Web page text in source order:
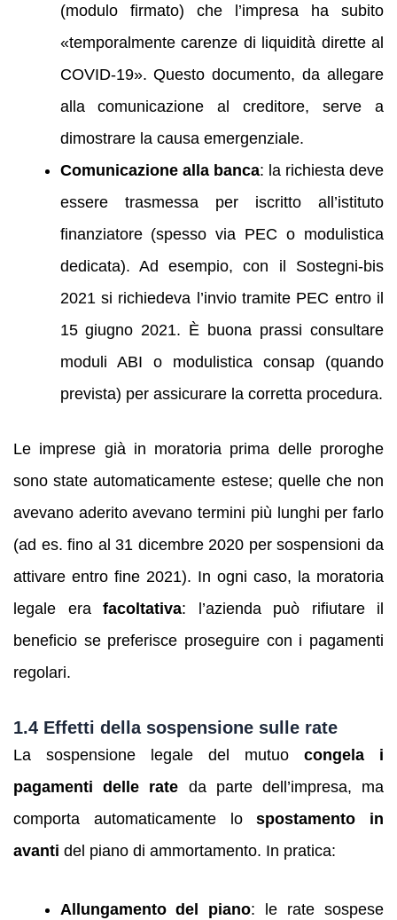
(modulo firmato) che l’impresa ha subito
«temporalmente carenze di liquidità dirette al
COVID-19». Questo documento, da allegare
alla comunicazione al creditore, serve a
dimostrare la causa emergenziale.
Comunicazione alla banca: la richiesta deve
essere trasmessa per iscritto all’istituto
finanziatore (spesso via PEC o modulistica
dedicata). Ad esempio, con il Sostegni-bis
2021 si richiedeva l’invio tramite PEC entro il
15 giugno 2021. È buona prassi consultare
moduli ABI o modulistica consap (quando
prevista) per assicurare la corretta procedura.
Le imprese già in moratoria prima delle proroghe
sono state automaticamente estese; quelle che non
avevano aderito avevano termini più lunghi per farlo
(ad es. fino al 31 dicembre 2020 per sospensioni da
attivare entro fine 2021). In ogni caso, la moratoria
legale era facoltativa: l’azienda può rifiutare il
beneficio se preferisce proseguire con i pagamenti
regolari.
1.4 Effetti della sospensione sulle rate
La sospensione legale del mutuo congela i
pagamenti delle rate da parte dell’impresa, ma
comporta automaticamente lospostamento in
avanti del piano di ammortamento. In pratica:
Allungamento del piano: le rate sospese